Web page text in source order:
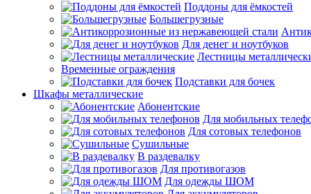
Поддоны для ёмкостей
Большегрузные
Для денег и ноутбуков
Лестницы
Временные ограждения
Подставки для бочек
Шкафы металлические
Абонентские
Для мобильных
Для сотовых телефонов
Сушильные
В раздевалку
Для противогазов
Для одежды ШОМ